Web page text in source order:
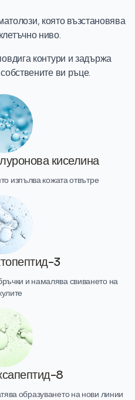
която възстановява
ниво.
контури и задържа
ви ръце.
киселина
изпълва кожата отвътре
3
и намалява свиването на
8
образуването на нови линии